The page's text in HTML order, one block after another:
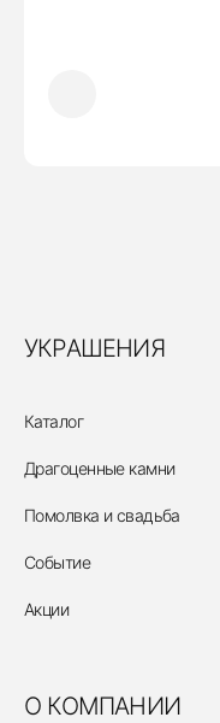
УКРАШЕНИЯ
Каталог
Драгоценные камни
Помолвка и свадьба
Событие
Акции
О КОМПАНИИ